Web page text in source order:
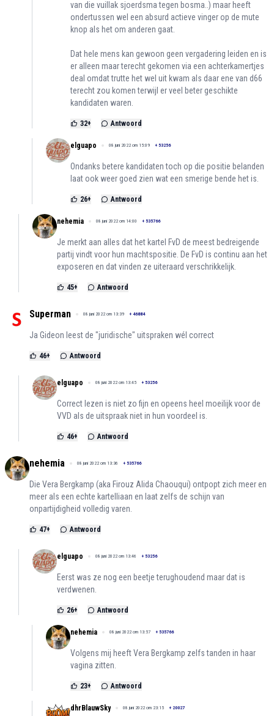
van die vuillak sjoerdsma tegen bosma..) maar heeft
ondertussen wel een absurd actieve vinger op de mute
knop als het om anderen gaat.
Dat hele mens kan gewoon geen vergadering leiden en is
er alleen maar terecht gekomen via een achterkamertjes
deal omdat trutte het wel uit kwam als daar ene van d66
terecht zou komen terwijl er veel beter geschikte
kandidaten waren.
32+ Antwoord
elguapo 08 juni 2022 om 15:09 + 53256
Ondanks betere kandidaten toch op die positie belanden
laat ook weer goed zien wat een smerige bende het is.
26+ Antwoord
nehemia 08 juni 2022 om 14:00 + 535766
Je merkt aan alles dat het kartel FvD de meest bedreigende
partij vindt voor hun machtspositie. De FvD is continu aan het
exposeren en dat vinden ze uiteraard verschrikkelijk.
45+ Antwoord
Superman 08 juni 2022 om 13:39 + 46884
Ja Gideon leest de "juridische" uitspraken wél correct
46+ Antwoord
elguapo 08 juni 2022 om 13:45 + 53256
Correct lezen is niet zo fijn en opeens heel moeilijk voor de
VVD als de uitspraak niet in hun voordeel is.
46+ Antwoord
nehemia 08 juni 2022 om 13:36 + 535766
Die Vera Bergkamp (aka Firouz Alida Chaouqui) ontpopt zich meer en
meer als een echte kartelliaan en laat zelfs de schijn van
onpartijdigheid volledig varen.
47+ Antwoord
elguapo 08 juni 2022 om 13:46 + 53256
Eerst was ze nog een beetje terughoudend maar dat is
verdwenen.
26+ Antwoord
nehemia 08 juni 2022 om 13:57 + 535766
Volgens mij heeft Vera Bergkamp zelfs tanden in haar
vagina zitten.
23+ Antwoord
dhrBlauwSky 08 juni 2022 om 23:15 + 20027